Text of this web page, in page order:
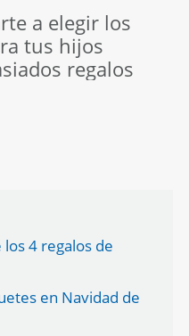
a elegir los
tus hijos
regalos
los 4 regalos de
en Navidad de